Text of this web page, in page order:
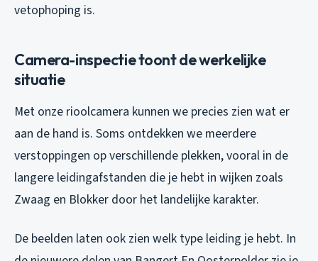
vetophoping is.
Camera-inspectie toont de werkelijke
situatie
Met onze rioolcamera kunnen we precies zien wat er
aan de hand is. Soms ontdekken we meerdere
verstoppingen op verschillende plekken, vooral in de
langere leidingafstanden die je hebt in wijken zoals
Zwaag en Blokker door het landelijke karakter.
De beelden laten ook zien welk type leiding je hebt. In